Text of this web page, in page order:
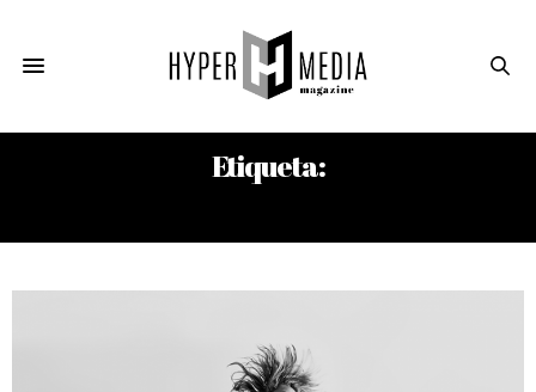
Etiqueta: